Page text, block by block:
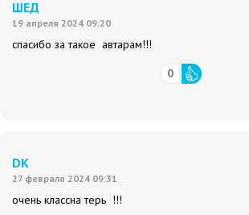
ШЕД
19 апреля 2024 09:20
спасибо за такое автарам!!!
0
DK
27 февраля 2024 09:31
очень классна терь !!!